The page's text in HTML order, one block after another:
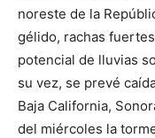
noreste de la
gélido, rachas
potencial de lluvias
su vez, se prevé
Baja California,
del miércoles la